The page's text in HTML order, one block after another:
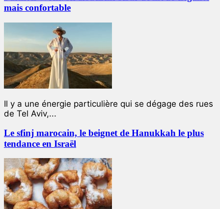
mais confortable
Il y a une énergie particulière qui se dégage des rues
de Tel Aviv,...
Le sfinj marocain, le beignet de Hanukkah le plus
tendance en Israël